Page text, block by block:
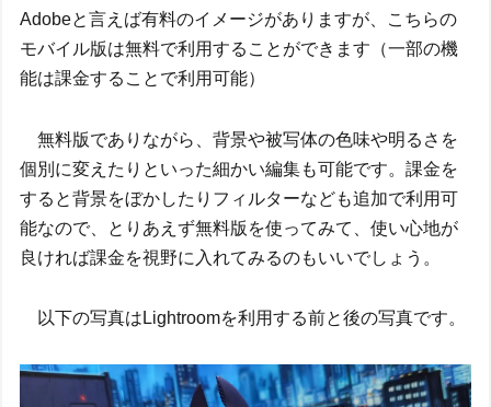
Adobeと言えば有料のイメージがありますが、こちらの
モバイル版は無料で利用することができます（一部の機
能は課金することで利用可能）
無料版でありながら、背景や被写体の色味や明るさを
個別に変えたりといった細かい編集も可能です。課金を
すると背景をぼかしたりフィルターなども追加で利用可
能なので、とりあえず無料版を使ってみて、使い心地が
良ければ課金を視野に入れてみるのもいいでしょう。
以下の写真はLightroomを利用する前と後の写真です。